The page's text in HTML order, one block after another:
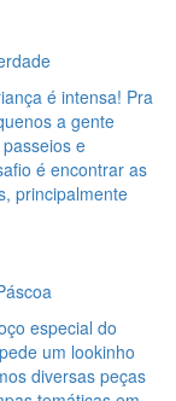
é intensa! Pra
a gente
e
é encontrar as
principalmente
especial do
um lookinho
diversas peças